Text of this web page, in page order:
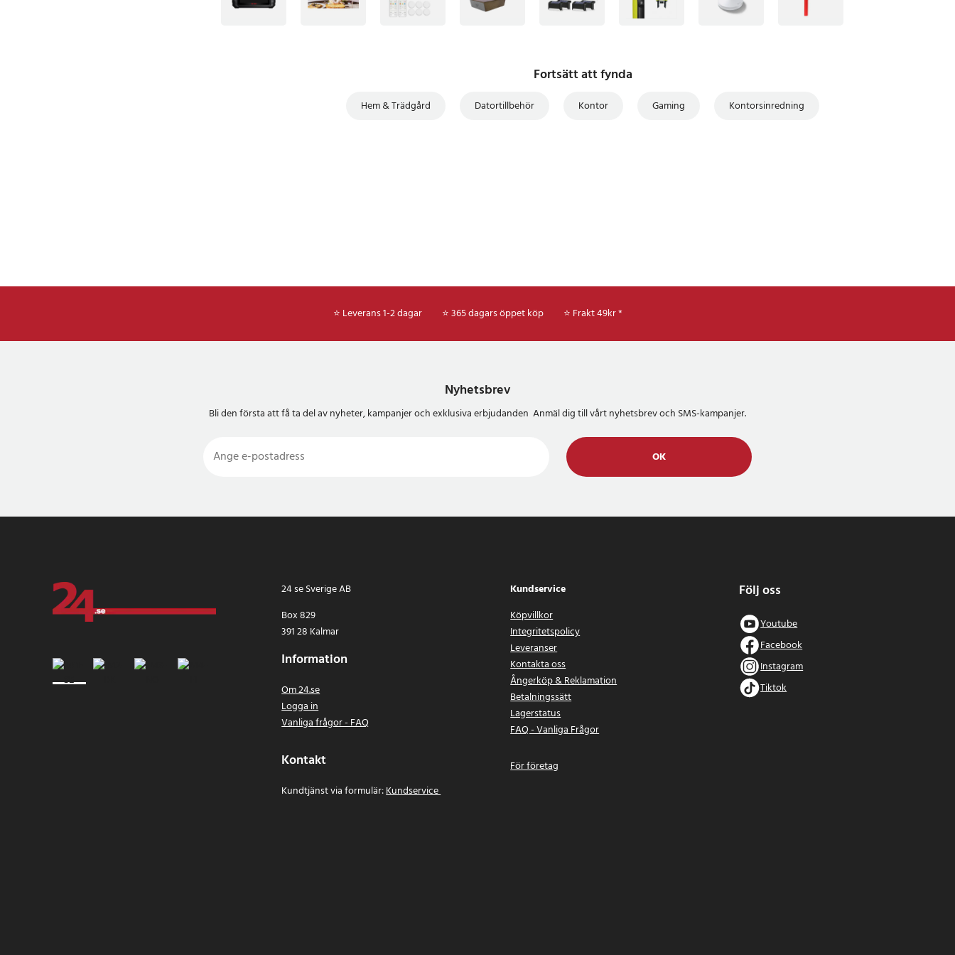
Fortsätt att fynda
Hem & Trädgård Datortillbehör Kontor Gaming Kontorsinredning
⭐ Leverans 1-2 dagar ⭐ 365 dagars öppet köp ⭐ Frakt 49kr *
Nyhetsbrev
Bli den första att få ta del av nyheter, kampanjer och exklusiva erbjudanden Anmäl dig till vårt nyhetsbrev och SMS-kampanjer.
OK
24 se Sverige AB
Box 829
391 28 Kalmar
Information
Om 24.se
Logga in
Vanliga frågor - FAQ
Kontakt
Kundtjänst via formulär:Kundservice
Kundservice
Köpvillkor
Integritetspolicy
Leveranser
Kontakta oss
Ångerköp & Reklamation
Betalningssätt
Lagerstatus
FAQ - Vanliga Frågor
För företag
Följ oss
Youtube
Facebook
Instagram
Tiktok